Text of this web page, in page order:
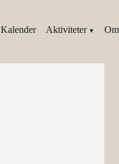
Kalender Aktiviteter